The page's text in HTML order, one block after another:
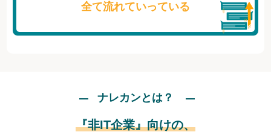
全て流れていっている
ナレカンとは？
『非IT企業』向けの、